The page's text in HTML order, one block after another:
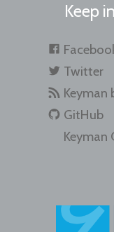
Keep
Twitter
Keyman
GitHub
Keyman